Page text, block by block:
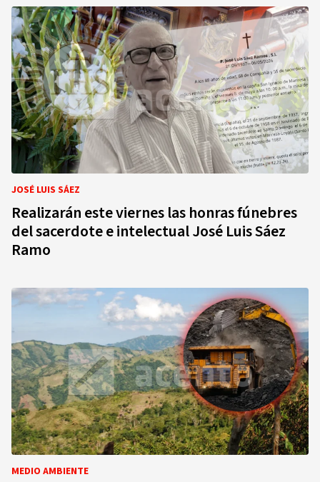
JOSÉ LUIS SÁEZ
Realizarán este viernes las honras fúnebres
del sacerdote e intelectual José Luis Sáez
Ramo
MEDIO AMBIENTE